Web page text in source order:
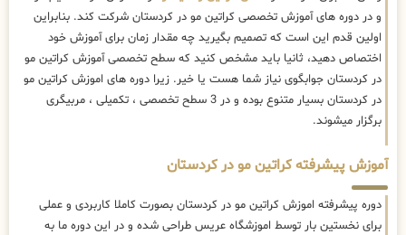
و در دوره های آموزش تخصصی کراتین مو در کردستان شرکت کند. بنابراین
اولین قدم این است که تصمیم بگیرید چه مقدار زمان برای آموزش خود
اختصاص دهید، ثانیا باید مشخص کنید که سطح تخصصی آموزش کراتین مو
در کردستان جوابگوی نیاز شما هست یا خیر. زیرا دوره های اموزش کراتین مو
در کردستان بسیار متنوع بوده و در 3 سطح تخصصی ، تکمیلی ، مربیگری
برگزار میشوند.
آموزش پیشرفته کراتین مو در کردستان
دوره پیشرفته اموزش کراتین مو در کردستان بصورت کاملا کاربردی و عملی
برای نخستین بار توسط اموزشگاه عریس طراحی شده و در این دوره ما به